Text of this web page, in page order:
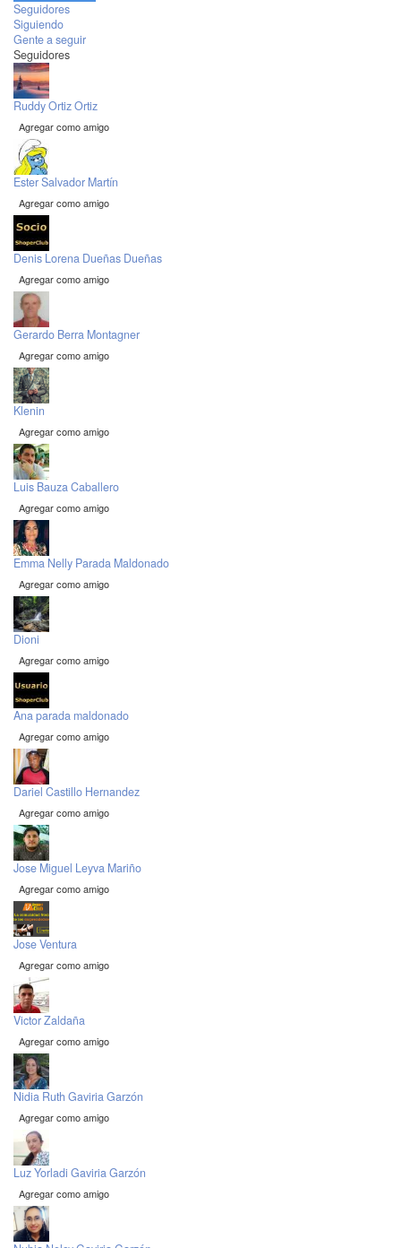
Seguidores
Siguiendo
Gente a seguir
Seguidores
Ruddy Ortiz Ortiz
Agregar como amigo
Ester Salvador Martín
Agregar como amigo
Denis Lorena Dueñas Dueñas
Agregar como amigo
Gerardo Berra Montagner
Agregar como amigo
Klenin
Agregar como amigo
Luis Bauza Caballero
Agregar como amigo
Emma Nelly Parada Maldonado
Agregar como amigo
Dioni
Agregar como amigo
Ana parada maldonado
Agregar como amigo
Dariel Castillo Hernandez
Agregar como amigo
Jose Miguel Leyva Mariño
Agregar como amigo
Jose Ventura
Agregar como amigo
Victor Zaldaña
Agregar como amigo
Nidia Ruth Gaviria Garzón
Agregar como amigo
Luz Yorladi Gaviria Garzón
Agregar como amigo